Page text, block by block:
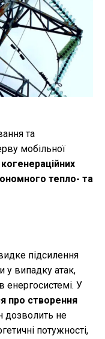
та
мобільної
тепло- та
підсилення
у випадку атак,
енергосистемі. У
про створення
дозволить не
потужності,